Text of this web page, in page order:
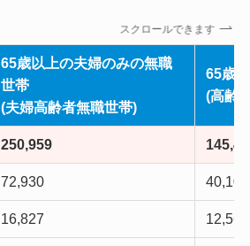
スクロールできます
65歳以上の夫婦のみの無職
世帯
(夫婦高齢者無職世帯)
65歳
(高齢
250,959
72,930 40,103
16,827 12,564